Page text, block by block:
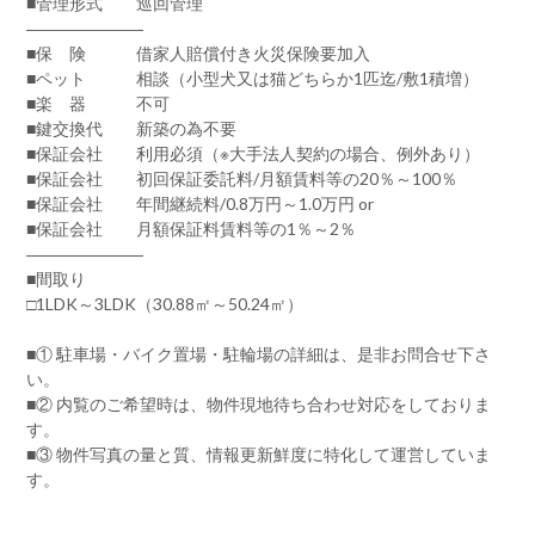
―――――――
■保 険 借家人賠償付き火災保険要加入
■ペット 相談（小型犬又は猫どちらか1匹迄/敷1積増）
■楽 器 不可
■鍵交換代 新築の為不要
■保証会社 利用必須（※大手法人契約の場合、例外あり）
■保証会社 初回保証委託料/月額賃料等の20％～100％
■保証会社 年間継続料/0.8万円～1.0万円 or
■保証会社 月額保証料賃料等の1％～2％
―――――――
■間取り
□1LDK～3LDK（30.88㎡～50.24㎡）
■① 駐車場・バイク置場・駐輪場の詳細は、是非お問合せ下さ
い。
■② 内覧のご希望時は、物件現地待ち合わせ対応をしておりま
す。
■③ 物件写真の量と質、情報更新鮮度に特化して運営していま
す。